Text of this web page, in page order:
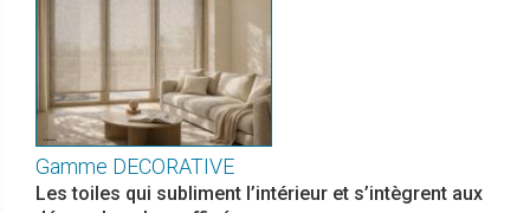
Gamme DECORATIVE
Les toiles qui subliment l’intérieur et s’intègrent aux